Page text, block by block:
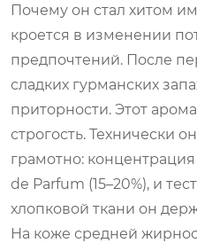
Почему он стал хитом
кроется в изменении
предпочтений. После
сладких гурманских
приторности. Этот
строгость. Технически
грамотно:
de Parfum (15–20%), и
хлопковой ткани он
На коже средней